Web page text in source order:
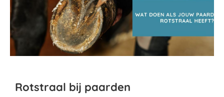
Rotstraal bij paarden